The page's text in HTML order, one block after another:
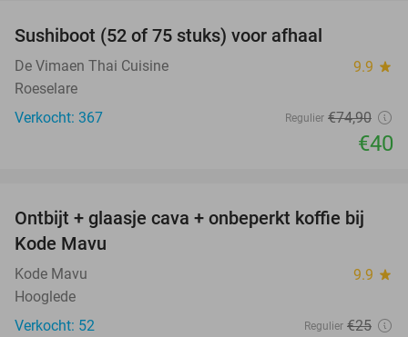
Sushiboot (52 of 75 stuks) voor afhaal
De Vimaen Thai Cuisine 9.9 star
Roeselare
Verkocht: 367
Regulier €74,90
€40
28%
Ontbijt + glaasje cava + onbeperkt koffie bij
Kode Mavu
Kode Mavu 9.9 star
Hooglede
Verkocht: 52
Regulier €25